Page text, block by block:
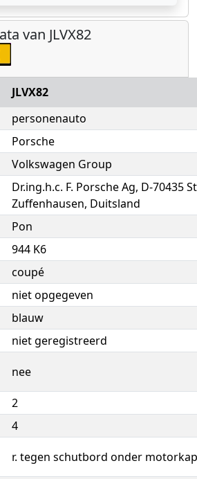
van JLVX82
JLVX82
personenauto
Porsche
Volkswagen Group
Dr.ing.h.c. F. Porsche Ag, D-70435
Zuffenhausen, Duitsland
Pon
944 K6
coupé
niet opgegeven
blauw
niet geregistreerd
nee
2
4
r. tegen schutbord onder motorkap